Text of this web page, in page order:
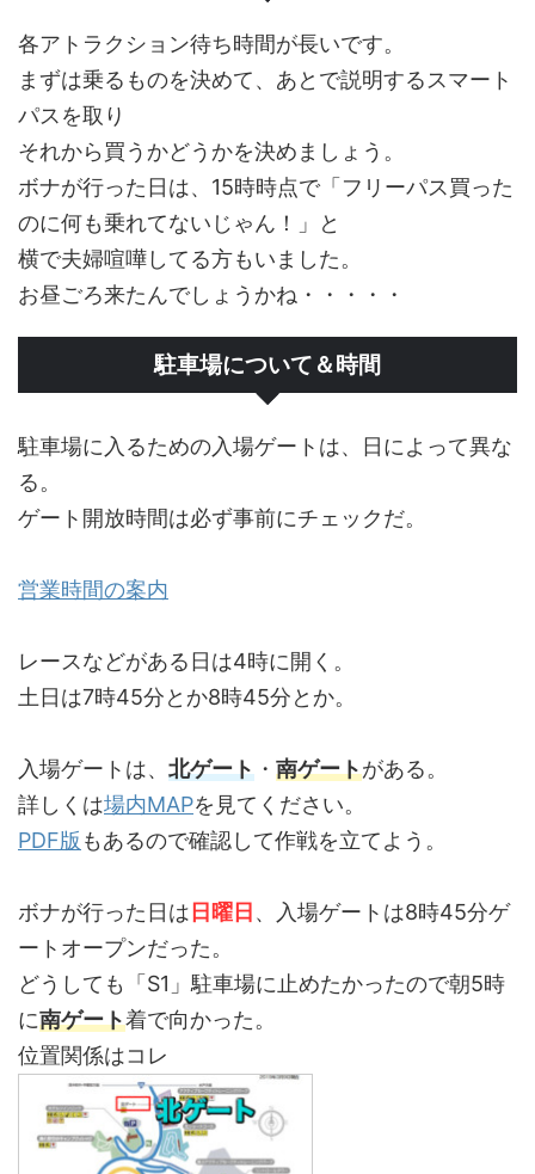
各アトラクション待ち時間が長いです。
まずは乗るものを決めて、あとで説明するスマート
パスを取り
それから買うかどうかを決めましょう。
ボナが行った日は、15時時点で「フリーパス買った
のに何も乗れてないじゃん！」と
横で夫婦喧嘩してる方もいました。
お昼ごろ来たんでしょうかね・・・・・
駐車場について＆時間
駐車場に入るための入場ゲートは、日によって異な
る。
ゲート開放時間は必ず事前にチェックだ。
営業時間の案内
レースなどがある日は4時に開く。
土日は7時45分とか8時45分とか。
入場ゲートは、 北ゲート ・ 南ゲートがある。
詳しくは場内MAPを見てください。
PDF版 もあるので確認して作戦を立てよう。
ボナが行った日は 日曜日 、入場ゲートは8時45分ゲ
ートオープンだった。
どうしても「S1」駐車場に止めたかったので朝5時
に南ゲート着で向かった。
位置関係はコレ